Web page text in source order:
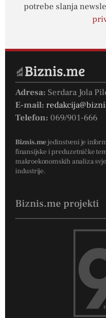
potrebe slanja
Adresa: Serdara Jola
E-mail:
Telefon: 069/901-666
Biznis.mejedinstveni je
finansijske i preduzetničke
makroekonomskih analiza
industrije.
Biznis.me projekti